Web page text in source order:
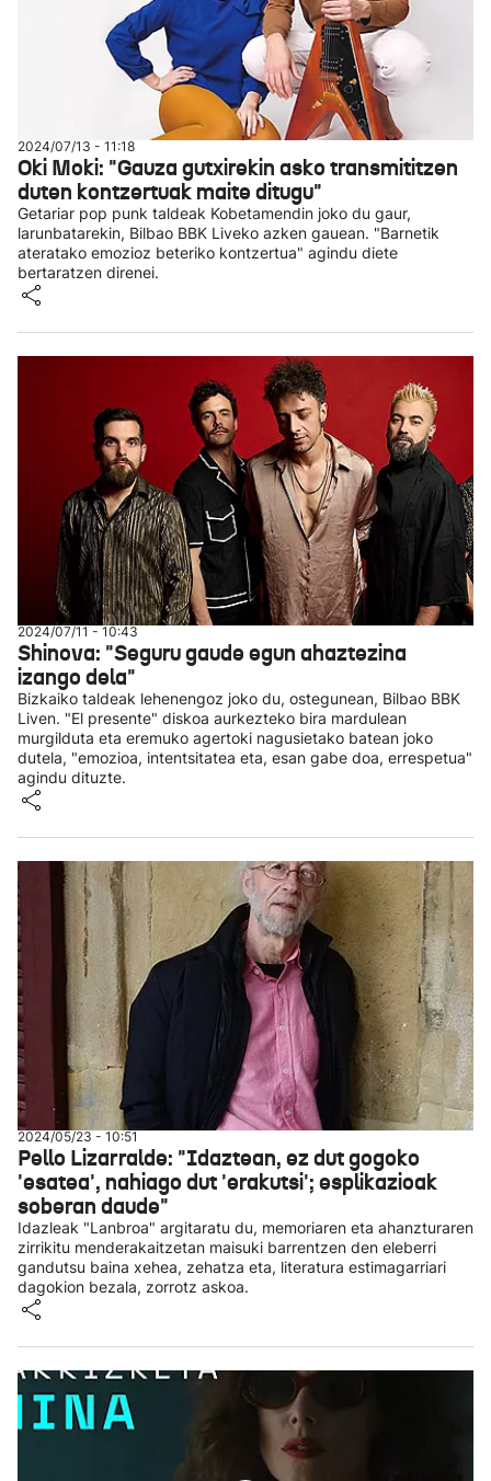
2024/07/13 - 11:18
Oki Moki: "Gauza gutxirekin asko transmititzen
duten kontzertuak maite ditugu"
Getariar pop punk taldeak Kobetamendin joko du gaur,
larunbatarekin, Bilbao BBK Liveko azken gauean. "Barnetik
ateratako emozioz beteriko kontzertua" agindu diete
bertaratzen direnei.
2024/07/11 - 10:43
Shinova: "Seguru gaude egun ahaztezina
izango dela"
Bizkaiko taldeak lehenengoz joko du, ostegunean, Bilbao BBK
Liven. "El presente" diskoa aurkezteko bira mardulean
murgilduta eta eremuko agertoki nagusietako batean joko
dutela, "emozioa, intentsitatea eta, esan gabe doa, errespetua"
agindu dituzte.
2024/05/23 - 10:51
Pello Lizarralde: "Idaztean, ez dut gogoko
'esatea', nahiago dut 'erakutsi'; esplikazioak
soberan daude"
Idazleak "Lanbroa" argitaratu du, memoriaren eta ahanzturaren
zirrikitu menderakaitzetan maisuki barrentzen den eleberri
gandutsu baina xehea, zehatza eta, literatura estimagarriari
dagokion bezala, zorrotz askoa.